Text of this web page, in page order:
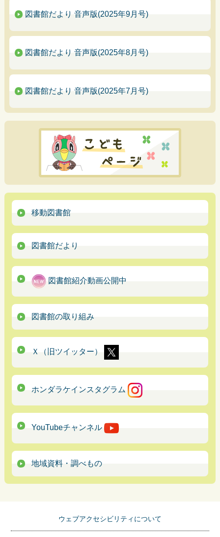
図書館だより 音声版(2025年9月号)
図書館だより 音声版(2025年8月号)
図書館だより 音声版(2025年7月号)
移動図書館
図書館だより
図書館紹介動画公開中
図書館の取り組み
Ｘ（旧ツイッター）
ホンダラケインスタグラム
YouTubeチャンネル
地域資料・調べもの
ウェブアクセシビリティについて